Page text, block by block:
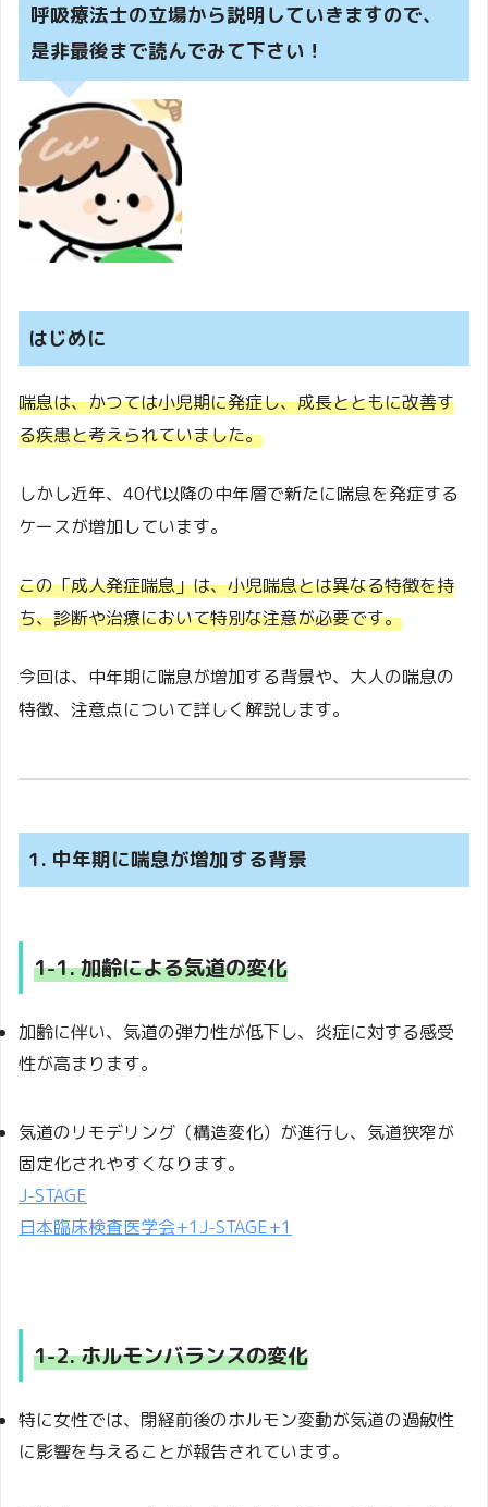
呼吸療法士の立場から説明していきますので、
是非最後まで読んでみて下さい！
はじめに
喘息は、かつては小児期に発症し、成長とともに改善す
る疾患と考えられていました。
しかし近年、40代以降の中年層で新たに喘息を発症する
ケースが増加しています。
この「成人発症喘息」は、小児喘息とは異なる特徴を持
ち、診断や治療において特別な注意が必要です。
今回は、中年期に喘息が増加する背景や、大人の喘息の
特徴、注意点について詳しく解説します。
1. 中年期に喘息が増加する背景
1-1. 加齢による気道の変化
加齢に伴い、気道の弾力性が低下し、炎症に対する感受
性が高まります。
気道のリモデリング（構造変化）が進行し、気道狭窄が
固定化されやすくなります。
J-STAGE
日本臨床検査医学会+1J-STAGE+1
1-2. ホルモンバランスの変化
特に女性では、閉経前後のホルモン変動が気道の過敏性
に影響を与えることが報告されています。